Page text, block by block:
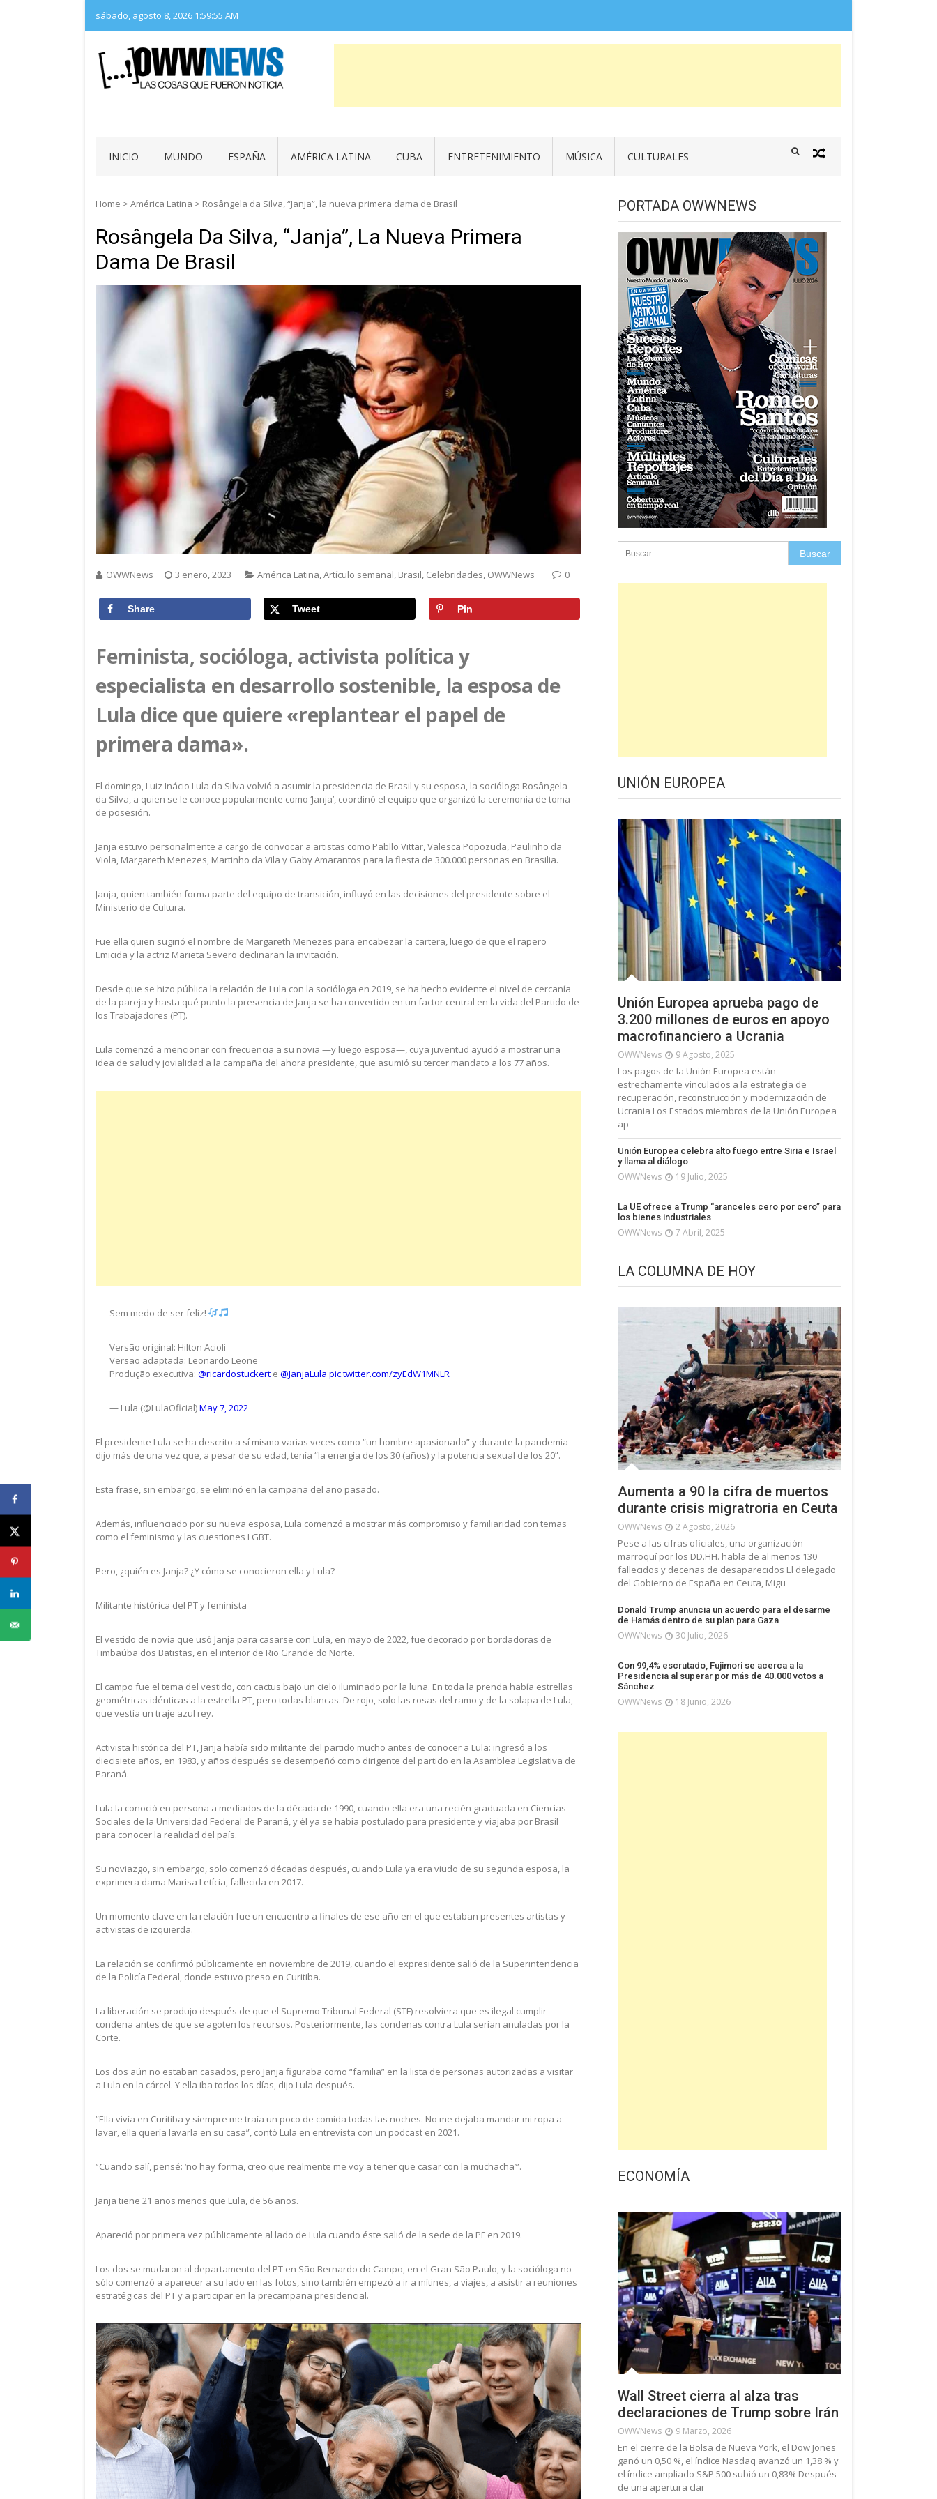
content
sábado, agosto 8, 2026 1:59:56 AM
INICIO MUNDO ESPAÑA AMÉRICA LATINA CUBA ENTRETENIMIENTO MÚSICA CULTURALES
Home > América Latina > Rosângela da Silva, “Janja”, la nueva primera dama de Brasil
Rosângela Da Silva, “Janja”, La Nueva Primera
Dama De Brasil
OWWNews 3 enero, 2023 América Latina,Artículo semanal, Brasil, Celebridades, OWWNews 0
Share Tweet Pin
Feminista, socióloga, activista política y
especialista en desarrollo sostenible, la esposa de
Lula dice que quiere «replantear el papel de
primera dama».
El domingo, Luiz Inácio Lula da Silva volvió a asumir la presidencia de Brasil y su esposa, la socióloga Rosângela
da Silva, a quien se le conoce popularmente como ‘Janja’, coordinó el equipo que organizó la ceremonia de toma
de posesión.
Janja estuvo personalmente a cargo de convocar a artistas como Pabllo Vittar, Valesca Popozuda, Paulinho da
Viola, Margareth Menezes, Martinho da Vila y Gaby Amarantos para la fiesta de 300.000 personas en Brasilia.
Janja, quien también forma parte del equipo de transición, influyó en las decisiones del presidente sobre el
Ministerio de Cultura.
Fue ella quien sugirió el nombre de Margareth Menezes para encabezar la cartera, luego de que el rapero
Emicida y la actriz Marieta Severo declinaran la invitación.
Desde que se hizo pública la relación de Lula con la socióloga en 2019, se ha hecho evidente el nivel de cercanía
de la pareja y hasta qué punto la presencia de Janja se ha convertido en un factor central en la vida del Partido de
los Trabajadores (PT).
Lula comenzó a mencionar con frecuencia a su novia —y luego esposa—, cuya juventud ayudó a mostrar una
idea de salud y jovialidad a la campaña del ahora presidente, que asumió su tercer mandato a los 77 años.
Sem medo de ser feliz!
Versão original: Hilton Acioli
Versão adaptada: Leonardo Leone
Produção executiva: @ricardostuckerte @JanjaLula pic.twitter.com/zyEdW1MNLR
— Lula (@LulaOficial)May 7, 2022
El presidente Lula se ha descrito a sí mismo varias veces como “un hombre apasionado” y durante la pandemia
dijo más de una vez que, a pesar de su edad, tenía “la energía de los 30 (años) y la potencia sexual de los 20”.
Esta frase, sin embargo, se eliminó en la campaña del año pasado.
Además, influenciado por su nueva esposa, Lula comenzó a mostrar más compromiso y familiaridad con temas
como el feminismo y las cuestiones LGBT.
Pero, ¿quién es Janja? ¿Y cómo se conocieron ella y Lula?
Militante histórica del PT y feminista
El vestido de novia que usó Janja para casarse con Lula, en mayo de 2022, fue decorado por bordadoras de
Timbaúba dos Batistas, en el interior de Rio Grande do Norte.
El campo fue el tema del vestido, con cactus bajo un cielo iluminado por la luna. En toda la prenda había estrellas
geométricas idénticas a la estrella PT, pero todas blancas. De rojo, solo las rosas del ramo y de la solapa de Lula,
que vestía un traje azul rey.
Activista histórica del PT, Janja había sido militante del partido mucho antes de conocer a Lula: ingresó a los
diecisiete años, en 1983, y años después se desempeñó como dirigente del partido en la Asamblea Legislativa de
Paraná.
Lula la conoció en persona a mediados de la década de 1990, cuando ella era una recién graduada en Ciencias
Sociales de la Universidad Federal de Paraná, y él ya se había postulado para presidente y viajaba por Brasil
para conocer la realidad del país.
Su noviazgo, sin embargo, solo comenzó décadas después, cuando Lula ya era viudo de su segunda esposa, la
exprimera dama Marisa Letícia, fallecida en 2017.
Un momento clave en la relación fue un encuentro a finales de ese año en el que estaban presentes artistas y
activistas de izquierda.
La relación se confirmó públicamente en noviembre de 2019, cuando el expresidente salió de la Superintendencia
de la Policía Federal, donde estuvo preso en Curitiba.
La liberación se produjo después de que el Supremo Tribunal Federal (STF) resolviera que es ilegal cumplir
condena antes de que se agoten los recursos. Posteriormente, las condenas contra Lula serían anuladas por la
Corte.
Los dos aún no estaban casados, pero Janja figuraba como “familia” en la lista de personas autorizadas a visitar
a Lula en la cárcel. Y ella iba todos los días, dijo Lula después.
“Ella vivía en Curitiba y siempre me traía un poco de comida todas las noches. No me dejaba mandar mi ropa a
lavar, ella quería lavarla en su casa”, contó Lula en entrevista con un podcast en 2021.
“Cuando salí, pensé: ‘no hay forma, creo que realmente me voy a tener que casar con la muchacha’”.
Janja tiene 21 años menos que Lula, de 56 años.
Apareció por primera vez públicamente al lado de Lula cuando éste salió de la sede de la PF en 2019.
Los dos se mudaron al departamento del PT en São Bernardo do Campo, en el Gran São Paulo, y la socióloga no
sólo comenzó a aparecer a su lado en las fotos, sino también empezó a ir a mítines, a viajes, a asistir a reuniones
estratégicas del PT y a participar en la precampaña presidencial.
PORTADA OWWNEWS
UNIÓN EUROPEA
Unión Europea aprueba pago de
3.200 millones de euros en apoyo
macrofinanciero a Ucrania
OWWNews 9 Agosto, 2025
Los pagos de la Unión Europea están
estrechamente vinculados a la estrategia de
recuperación, reconstrucción y modernización de
Ucrania Los Estados miembros de la Unión Europea
ap
Unión Europea celebra alto fuego entre Siria e Israel
y llama al diálogo
OWWNews 19 Julio, 2025
La UE ofrece a Trump “aranceles cero por cero” para
los bienes industriales
OWWNews 7 Abril, 2025
LA COLUMNA DE HOY
Aumenta a 90 la cifra de muertos
durante crisis migratroria en Ceuta
OWWNews 2 Agosto, 2026
Pese a las cifras oficiales, una organización
marroquí por los DD.HH. habla de al menos 130
fallecidos y decenas de desaparecidos El delegado
del Gobierno de España en Ceuta, Migu
Donald Trump anuncia un acuerdo para el desarme
de Hamás dentro de su plan para Gaza
OWWNews 30 Julio, 2026
Con 99,4% escrutado, Fujimori se acerca a la
Presidencia al superar por más de 40.000 votos a
Sánchez
OWWNews 18 Junio, 2026
ECONOMÍA
Wall Street cierra al alza tras
declaraciones de Trump sobre Irán
OWWNews 9 Marzo, 2026
En el cierre de la Bolsa de Nueva York, el Dow Jones
ganó un 0,50 %, el índice Nasdaq avanzó un 1,38 % y
el índice ampliado S&P 500 subió un 0,83% Después
de una apertura clar